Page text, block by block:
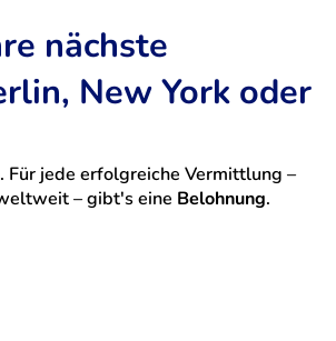
nächste
New York oder
Für jede erfolgreiche Vermittlung –
– gibt's eine Belohnung.